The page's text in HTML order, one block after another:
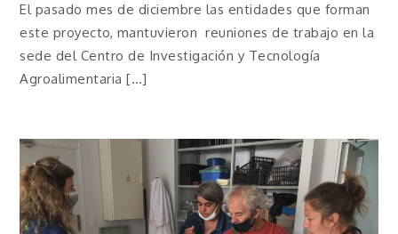
El pasado mes de diciembre las entidades que forman
este proyecto, mantuvieron reuniones de trabajo en la
sede del Centro de Investigación y Tecnología
Agroalimentaria […]